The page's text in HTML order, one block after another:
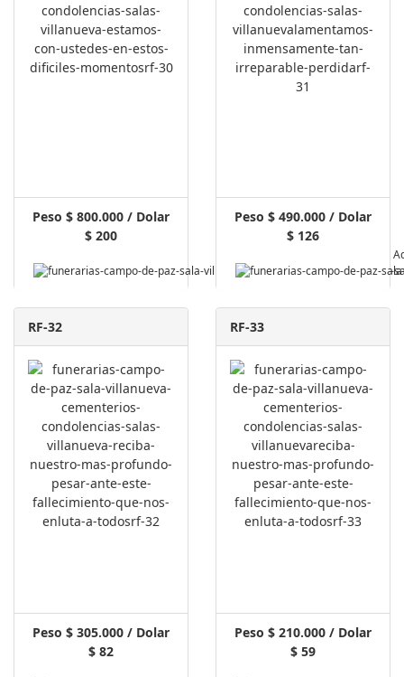
Peso $ 800.000 / Dolar
$ 200
Pagar
Peso $ 490.000 / Dolar
$ 126
RF-32
Peso $ 305.000 / Dolar
$ 82
RF-33
Peso $ 210.000 / Dolar
$ 59